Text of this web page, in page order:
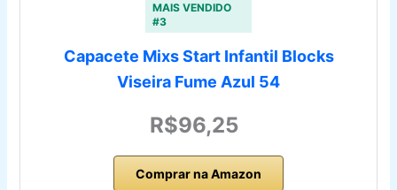
MAIS VENDIDO
#3
Capacete Mixs Start Infantil Blocks
Viseira Fume Azul 54
R$96,25
Comprar na Amazon